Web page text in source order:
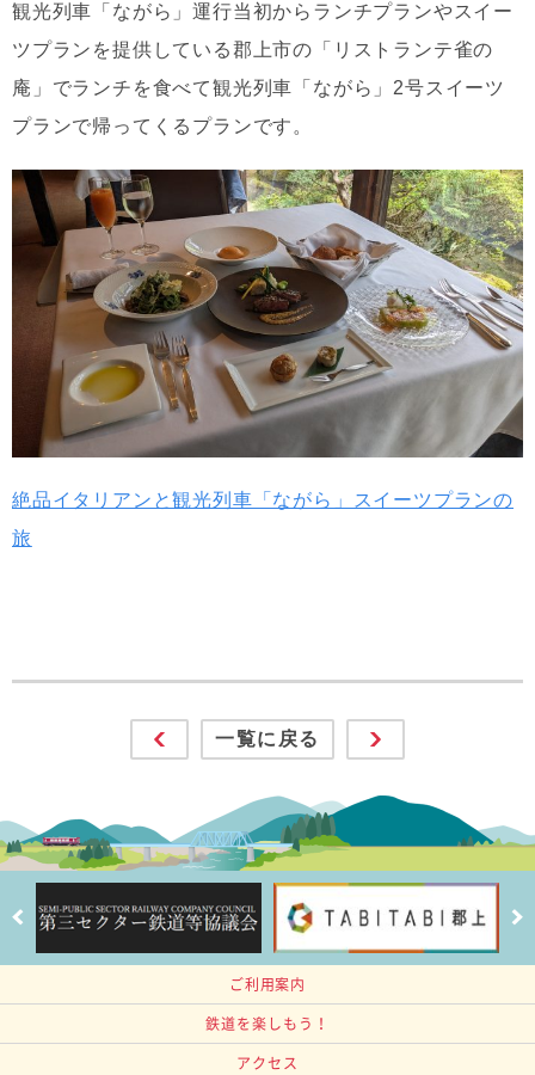
観光列車「ながら」運行当初からランチプランやスイー
ツプランを提供している郡上市の「リストランテ雀の
庵」でランチを食べて観光列車「ながら」2号スイーツ
プランで帰ってくるプランです。
絶品イタリアンと観光列車「ながら」スイーツプランの
旅
一覧に戻る
ご利用案内
鉄道を楽しもう！
アクセス